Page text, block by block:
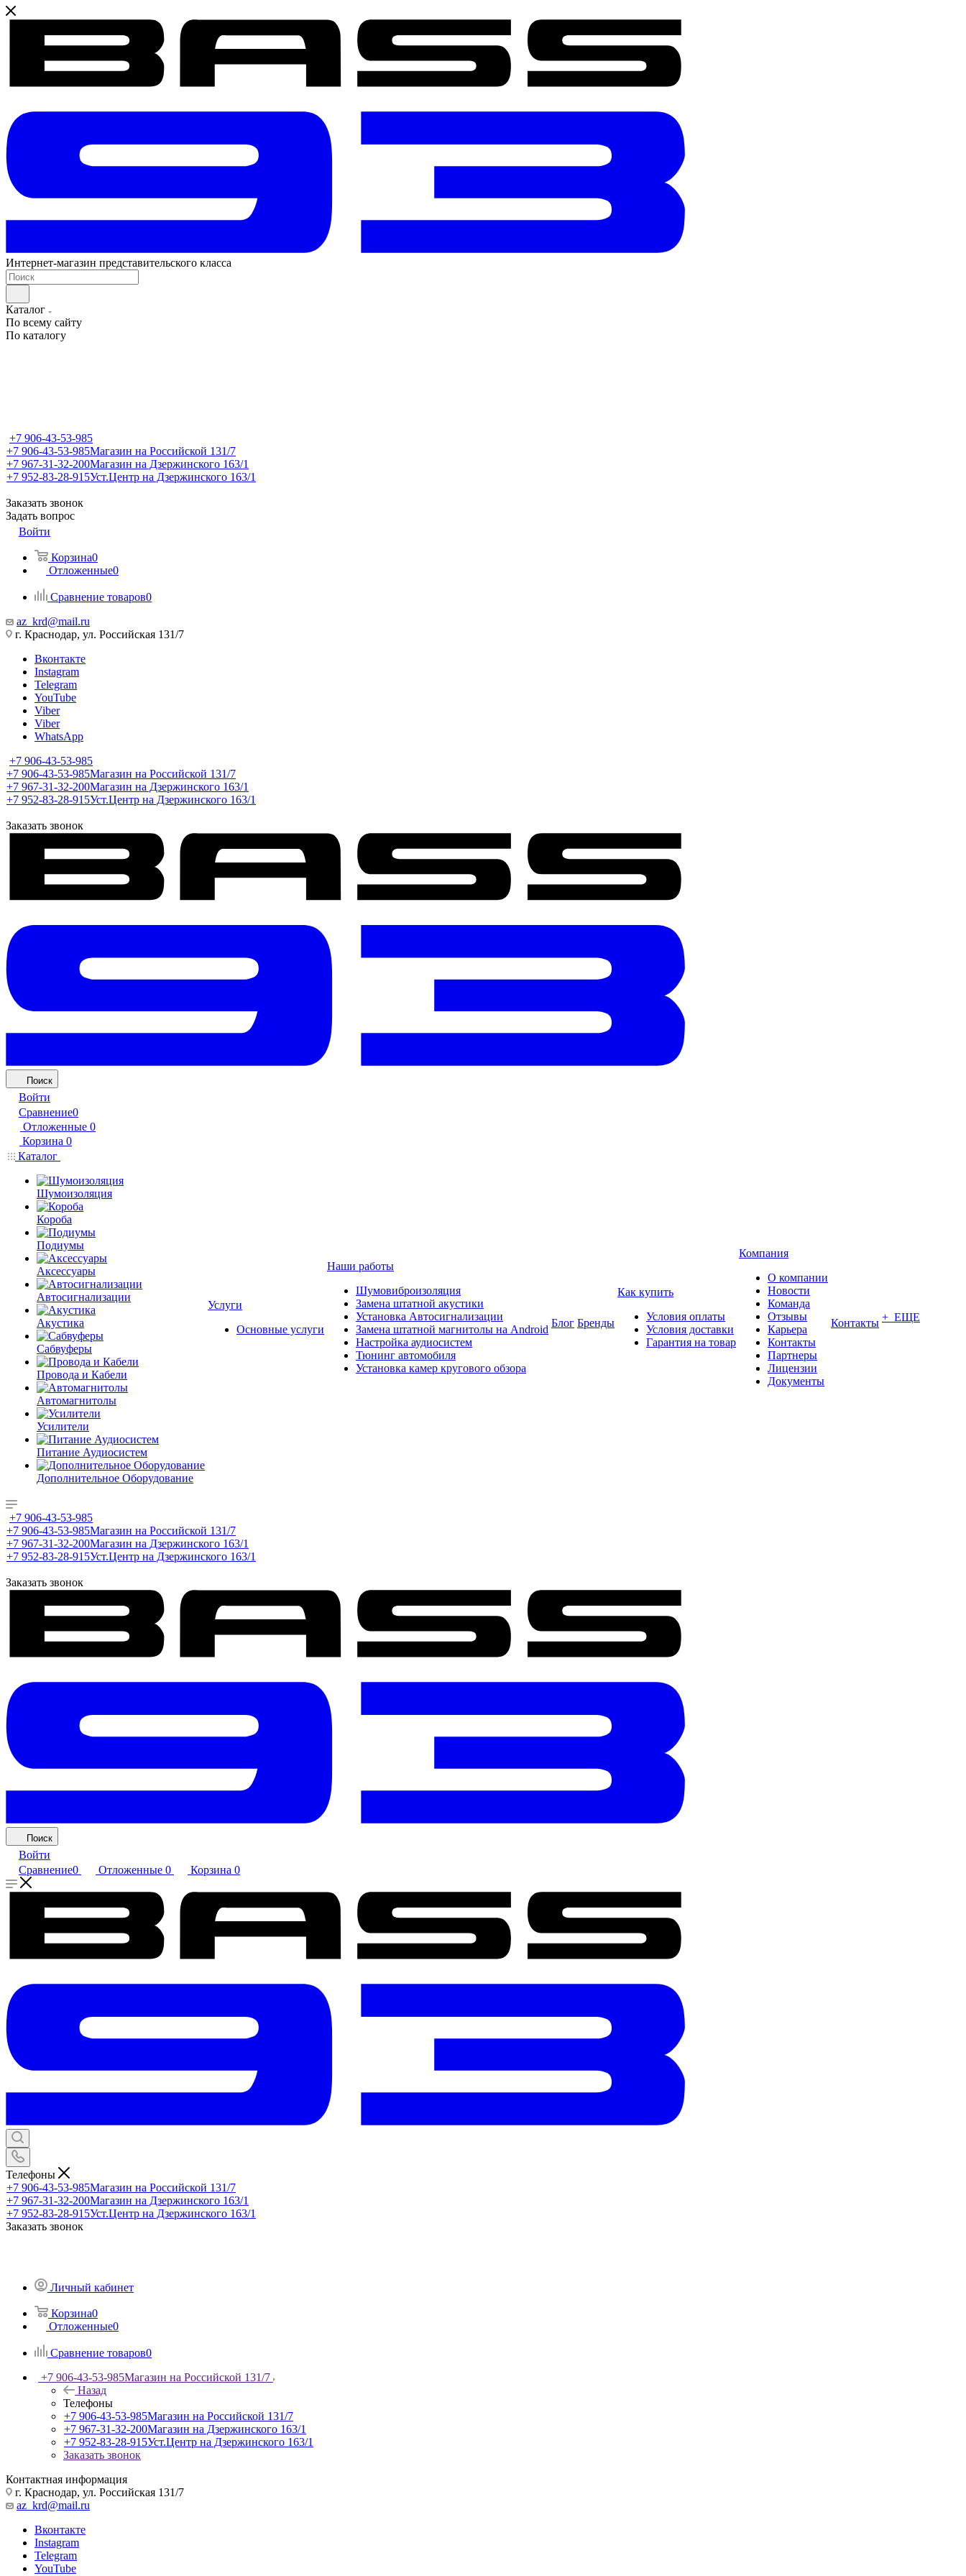
Интернет-магазин представительского класса
Каталог
По всему сайту
По каталогу
+7 906-43-53-985
+7 906-43-53-985Магазин на Российской 131/7
+7 967-31-32-200Магазин на Дзержинского 163/1
+7 952-83-28-915Уст.Центр на Дзержинского 163/1
Заказать звонок
Задать вопрос
Войти
Корзина0
Отложенные0
Сравнение товаров0
az_krd@mail.ru
г. Краснодар, ул. Российская 131/7
Вконтакте
Instagram
Telegram
YouTube
Viber
Viber
WhatsApp
+7 906-43-53-985
+7 906-43-53-985Магазин на Российской 131/7
+7 967-31-32-200Магазин на Дзержинского 163/1
+7 952-83-28-915Уст.Центр на Дзержинского 163/1
Заказать звонок
Поиск
Войти
Сравнение0
Отложенные 0
Корзина 0
Каталог
Шумоизоляция
Короба
Подиумы
Аксессуары
Автосигнализации
Акустика
Сабвуферы
Провода и Кабели
Автомагнитолы
Усилители
Питание Аудиосистем
Дополнительное Оборудование
Услуги
Основные услуги
Наши работы
Шумовиброизоляция
Замена штатной акустики
Установка Автосигнализации
Замена штатной магнитолы на Android
Настройка аудиосистем
Тюнинг автомобиля
Установка камер кругового обзора
Блог Бренды
Как купить
Условия оплаты
Условия доставки
Гарантия на товар
Компания
О компании
Новости
Команда
Отзывы
Карьера
Контакты
Партнеры
Лицензии
Документы
Контакты + ЕЩЕ
+7 906-43-53-985
+7 906-43-53-985Магазин на Российской 131/7
+7 967-31-32-200Магазин на Дзержинского 163/1
+7 952-83-28-915Уст.Центр на Дзержинского 163/1
Заказать звонок
Поиск
Войти
Сравнение0 Отложенные 0 Корзина 0
Телефоны
+7 906-43-53-985Магазин на Российской 131/7
+7 967-31-32-200Магазин на Дзержинского 163/1
+7 952-83-28-915Уст.Центр на Дзержинского 163/1
Заказать звонок
Личный кабинет
Корзина0
Отложенные0
Сравнение товаров0
+7 906-43-53-985Магазин на Российской 131/7
Назад
Телефоны
+7 906-43-53-985Магазин на Российской 131/7
+7 967-31-32-200Магазин на Дзержинского 163/1
+7 952-83-28-915Уст.Центр на Дзержинского 163/1
Заказать звонок
Контактная информация
г. Краснодар, ул. Российская 131/7
az_krd@mail.ru
Вконтакте
Instagram
Telegram
YouTube